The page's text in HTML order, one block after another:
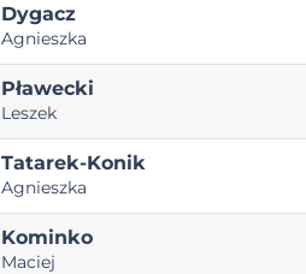
Dygacz
Agnieszka
Pławecki
Leszek
Tatarek-Konik
Agnieszka
Kominko
Maciej